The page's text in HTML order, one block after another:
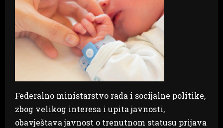
Federalno ministarstvo rada i socijalne politike,
zbog velikog interesa i upita javnosti,
obavještava javnost o trenutnom statusu prijava